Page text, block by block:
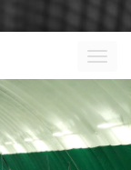
切
换
航